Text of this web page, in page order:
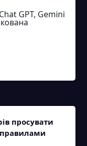
GPT, Gemini
просувати